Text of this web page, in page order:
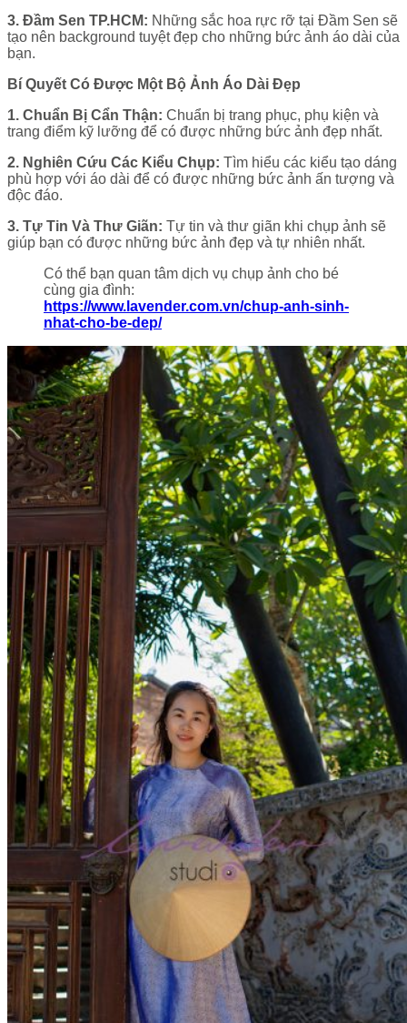
3. Đầm Sen TP.HCM: Những sắc hoa rực rỡ tại Đầm Sen sẽ
tạo nên background tuyệt đẹp cho những bức ảnh áo dài của
bạn.
Bí Quyết Có Được Một Bộ Ảnh Áo Dài Đẹp
1. Chuẩn Bị Cẩn Thận: Chuẩn bị trang phục, phụ kiện và
trang điểm kỹ lưỡng để có được những bức ảnh đẹp nhất.
2. Nghiên Cứu Các Kiểu Chụp: Tìm hiểu các kiểu tạo dáng
phù hợp với áo dài để có được những bức ảnh ấn tượng và
độc đáo.
3. Tự Tin Và Thư Giãn: Tự tin và thư giãn khi chụp ảnh sẽ
giúp bạn có được những bức ảnh đẹp và tự nhiên nhất.
Có thể bạn quan tâm dịch vụ chụp ảnh cho bé
cùng gia đình:
https://www.lavender.com.vn/chup-anh-sinh-
nhat-cho-be-dep/